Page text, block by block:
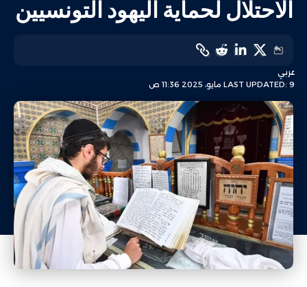
الاحتلال لحماية اليهود التونسيين
LAST UPDATED: 9 مايو، 2025 11:36 ص
عربي